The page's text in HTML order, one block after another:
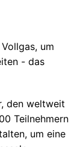
um
den weltweit
Teilnehmern
um eine